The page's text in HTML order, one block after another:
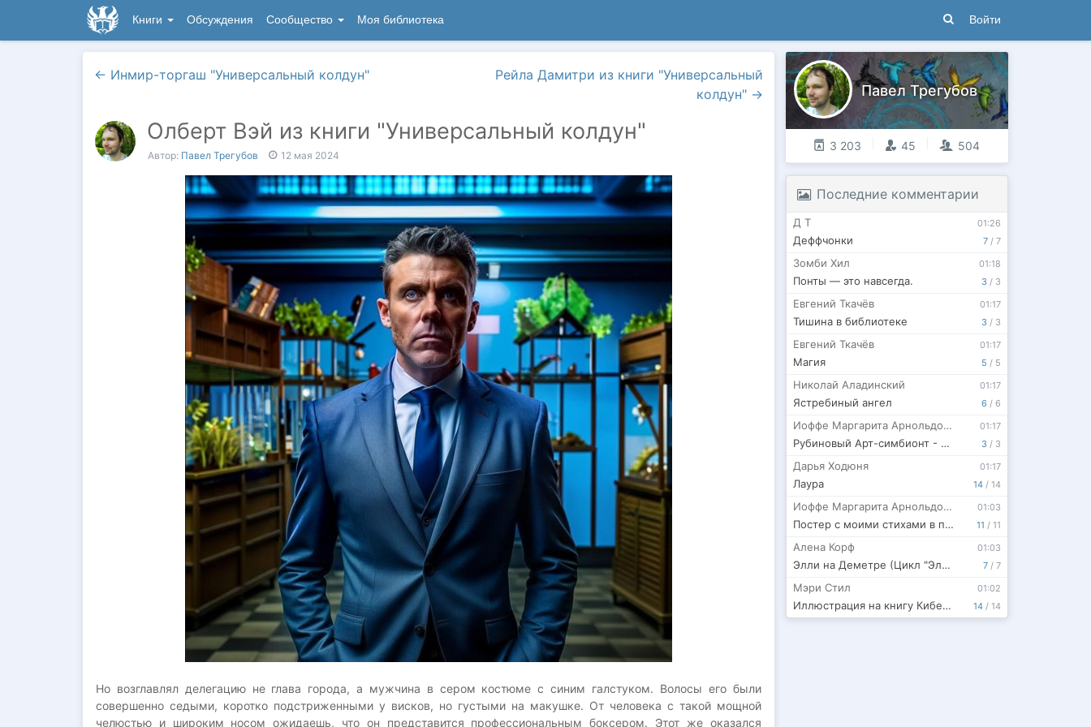
Книги Обсуждения Сообщество Моя библиотека Войти
← Инмир-торгаш "Универсальный колдун"
Рейла Дамитри из книги "Универсальный
колдун"→
Олберт Вэй из книги "Универсальный колдун"
Автор: Павел Трегубов 12 мая 2024
Но возглавлял делегацию не глава города, а мужчина в сером костюме с синим галстуком. Волосы его были
совершенно седыми, коротко подстриженными у висков, но густыми на макушке. От человека с такой мощной
челюстью и широким носом ожидаешь, что он представится профессиональным боксером. Этот же оказался
Павел Трегубов
3 203 45 504
Последние комментарии
7 / 7
01:26
Д Т
Деффчонки
3 / 3
01:18
Зомби Хил
Понты — это навсегда.
3 / 3
01:17
Евгений Ткачёв
Тишина в библиотеке
5 / 5
01:17
Евгений Ткачёв
Магия
6 / 6
01:17
Николай Аладинский
Ястребиный ангел
3 / 3
01:17
Иоффе Маргарита Арнольдовна
Рубиновый Арт-симбионт - Арахнид.
14 / 14
01:17
Дарья Ходюня
Лаура
11 / 11
01:03
Иоффе Маргарита Арнольдовна
Постер с моими стихами в победителях игры Игра Мирами!
7 / 7
01:03
Алена Корф
Элли на Деметре (Цикл "Элли Корн, или Галактическая контактология)
14 / 14
01:02
Мэри Стил
Иллюстрация на книгу Киберданк